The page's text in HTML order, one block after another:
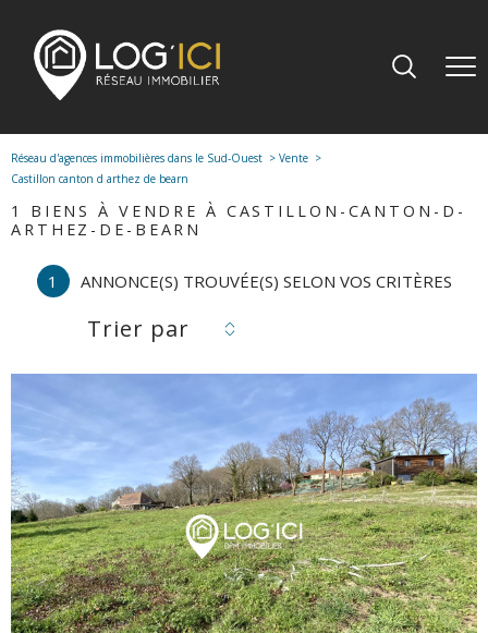
Réseau d'agences immobilières dans le Sud-Ouest
Vente
Castillon canton d arthez de bearn
1
BIENS À VENDRE À CASTILLON-CANTON-D-
ARTHEZ-DE-BEARN
1 ANNONCE(S) TROUVÉE(S) SELON VOS CRITÈRES
Trier par
voir le
bien